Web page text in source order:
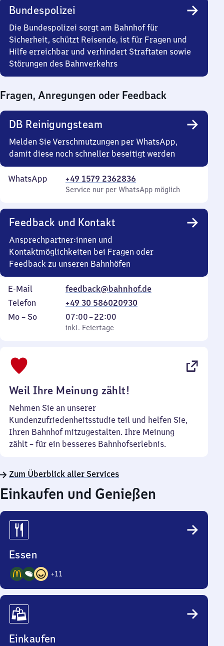
0
Uhr
Bundespolizei
Die Bundespolizei sorgt am Bahnhof für
Sicherheit, schützt Reisende, ist für Fragen und
Hilfe erreichbar und verhindert Straftaten sowie
Störungen des Bahnverkehrs
Fragen, Anregungen oder Feedback
DB Reinigungsteam
Melden Sie Verschmutzungen per WhatsApp,
damit diese noch schneller beseitigt werden
WhatsApp +49 1579 2362836
Service nur per WhatsApp möglich
Feedback und Kontakt
Ansprechpartner:innen und
Kontaktmöglichkeiten bei Fragen oder
Feedback zu unseren Bahnhöfen
E-Mail
feedback@bahnhof.de
Telefon
+49 30 586020930
Montag
Mo – So,
inkl. Feiertage
07:00–22:00
Von
7
inkl. Feiertage
Weil Ihre Meinung zählt!
Nehmen Sie an unserer
Kundenzufriedenheitsstudie teil und helfen Sie,
Ihren Bahnhof mitzugestalten. Ihre Meinung
zählt – für ein besseres Bahnhofserlebnis.
Zum Überblick aller Services
Einkaufen und Genießen
Essen
+11
14
Einkaufen